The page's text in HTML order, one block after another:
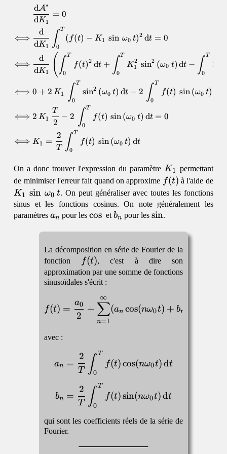
⟺
⟺
⟺
⟺
⟺
dK1
d A ∗
= 0
dK1
d ∫0
T
( f(t) − K1 sin ω0 t)2 dt = 0
dK1
d ( ∫0
T
f(t)2 dt + ∫0
T
K1
2 sin2 (ω0 t) dt − ∫0
T
2
0 +2 K1 ∫0
T
sin2 (ω0 t) dt − 2 ∫0
T
f(t) sin (ω0 t)
2 K1 2
T − 2 ∫0
T
f(t) sin(ω0 t) dt = 0
K1 =
T
2 ∫0
T
f(t) sin (ω0 t) dt
On a donc trouver l'expression du paramètre K_1
K1 permettant
de minimiser l'erreur fait quand on approxime f(t)
f(t) à l'aide de
K_1\,\sin\,\omega_0\,t
K1 sin ω0 t. On peut généraliser avec toutes les fonctions
sinus et les fonctions cosinus. On note généralement les
paramètresa_n
an pour les\cos\,
cos et b_n
bn pour les \sin
sin.
La décomposition en série de Fourier de la
fonction
f(t)
f(t), c'est à dire son
approximation par une somme de fonctions
sinusoïdales s'écrit :
f(t) =
2
a0 +
n=1
∑
∞
(an cos(nω0t) + bn
avec :
\begin{equation} a_n
an =
T
2 ∫0
T
f(t)cos(nω0t)dt
\begin{equation} b_n
bn =
T
2 ∫0
T
f(t)sin(nω0t)dt
qui sont les coefficients réels de la série de
Fourier.